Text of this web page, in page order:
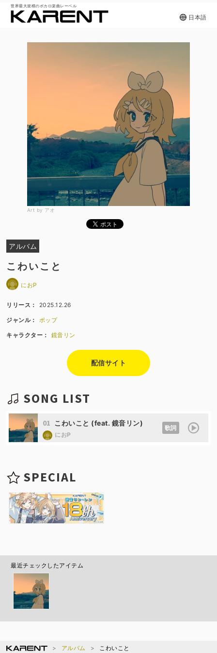
世界最大規模のボカロ楽曲レーベル
日本語
Art by アオ
アルバム
こわいこと
におP
リリース： 2025.12.26
ジャンル： ポップ
キャラクター： 鏡音リン
配信サイト
SONG LIST
01 こわいこと (feat. 鏡音リン)
におP
歌詞
SPECIAL
最近チェックしたアイテム
アルバム こわいこと